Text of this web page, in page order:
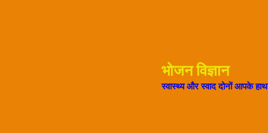
भोजन विज्ञान
स्वास्थ्य और स्वाद दोनों आपके